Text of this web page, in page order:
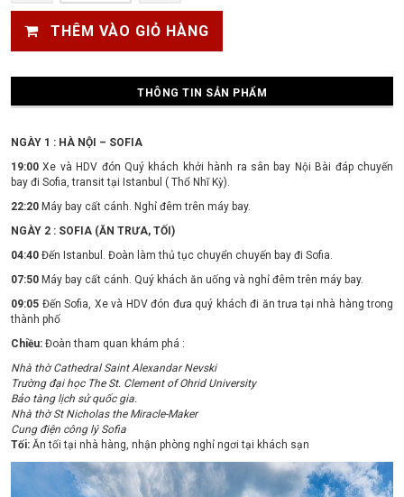
THÊM VÀO GIỎ HÀNG
THÔNG TIN SẢN PHẨM
NGÀY 1 : HÀ NỘI – SOFIA
19:00Xe và HDV đón Quý khách khởi hành ra sân bay Nội Bài đáp chuyến
bay đi Sofia, transit tại Istanbul ( Thổ Nhĩ Kỳ).
22:20 Máy bay cất cánh. Nghỉ đêm trên máy bay.
NGÀY 2 : SOFIA (ĂN TRƯA, TỐI)
04:40 Đến Istanbul. Đoàn làm thủ tục chuyển chuyến bay đi Sofia.
07:50 Máy bay cất cánh. Quý khách ăn uống và nghỉ đêm trên máy bay.
09:05 Đến Sofia, Xe và HDV đón đưa quý khách đi ăn trưa tại nhà hàng trong
thành phố
Chiều: Đoàn tham quan khám phá :
Nhà thờ Cathedral Saint Alexandar Nevski
Trường đại học The St. Clement of Ohrid University
Bảo tàng lịch sử quốc gia.
Nhà thờ St Nicholas the Miracle-Maker
Cung điện công lý Sofia
Tối: Ăn tối tại nhà hàng, nhận phòng nghỉ ngơi tại khách sạn